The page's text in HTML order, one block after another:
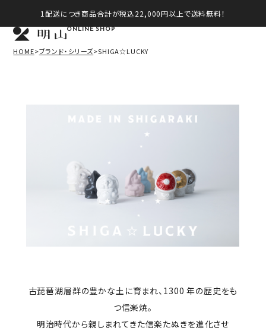
1配送につき商品合計が税込22,000円以上で送料無料！
ONLINE SHOP
HOME ブランド・シリーズ SHIGA☆LUCKY
古琵琶湖層群の豊かな土に育まれ、1300 年の歴史をも
つ信楽焼。
明治時代から親しまれてきた信楽たぬきを進化させ